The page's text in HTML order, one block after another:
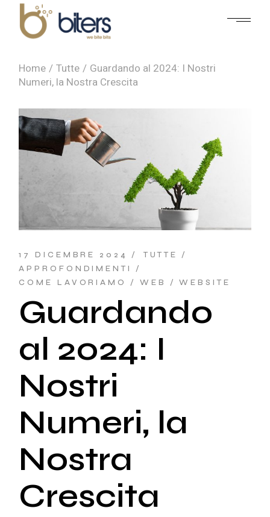
Home Tutte
Guardando al 2024: I Nostri
Numeri, la Nostra Crescita
17 DICEMBRE 2024
TUTTE
APPROFONDIMENTI
COME LAVORIAMO
WEB WEBSITE
Guardando
al 2024: I
Nostri
Numeri, la
Nostra
Crescita